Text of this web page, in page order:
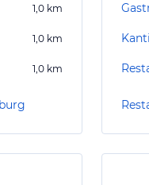
1,0 km
1,0 km
1,0 km